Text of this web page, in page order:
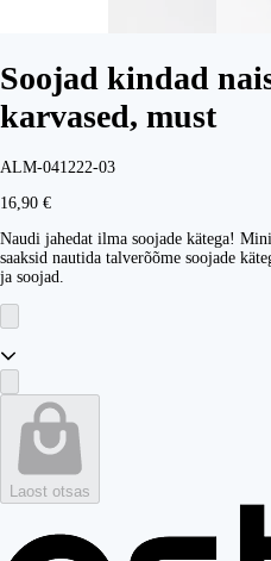
Soojad kindad
karvased, must
ALM-041222-03
16,90 €
Naudi jahedat ilma soojade kätega!
saaksid nautida talverõõme soojade
ja soojad.
Laost otsas